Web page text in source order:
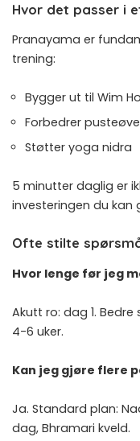
Hvor det passer i
Pranayama er
trening:
Bygger ut til Wim
Forbedrer
Støtter yoga nidra
5 minutter daglig er
investeringen du kan
Ofte stilte
Hvor lenge før jeg
Akutt ro: dag 1. Bedre
4-6 uker.
Kan jeg gjøre flere
Ja. Standard plan:
dag, Bhramari kveld.